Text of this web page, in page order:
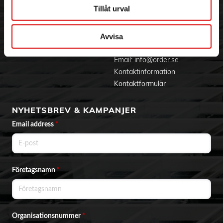
Tillåt urval
Avvisa
Skapa konto
KONTAKTA OSS
Telefon:042 - 25 23 00
Email:info@order.se
Kontaktinformation
Kontaktformulär
NYHETSBREV & KAMPANJER
Email address *
Företagsnamn*
Organisationsnummer *